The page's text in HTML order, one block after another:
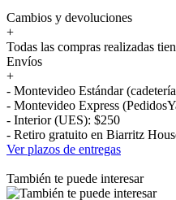
Cambios y devoluciones
+
Todas las compras realizadas
Envíos
+
- Montevideo Estándar
- Montevideo Express
- Interior (UES): $250
- Retiro gratuito en Biarritz
Ver plazos de entregas
También te puede interesar